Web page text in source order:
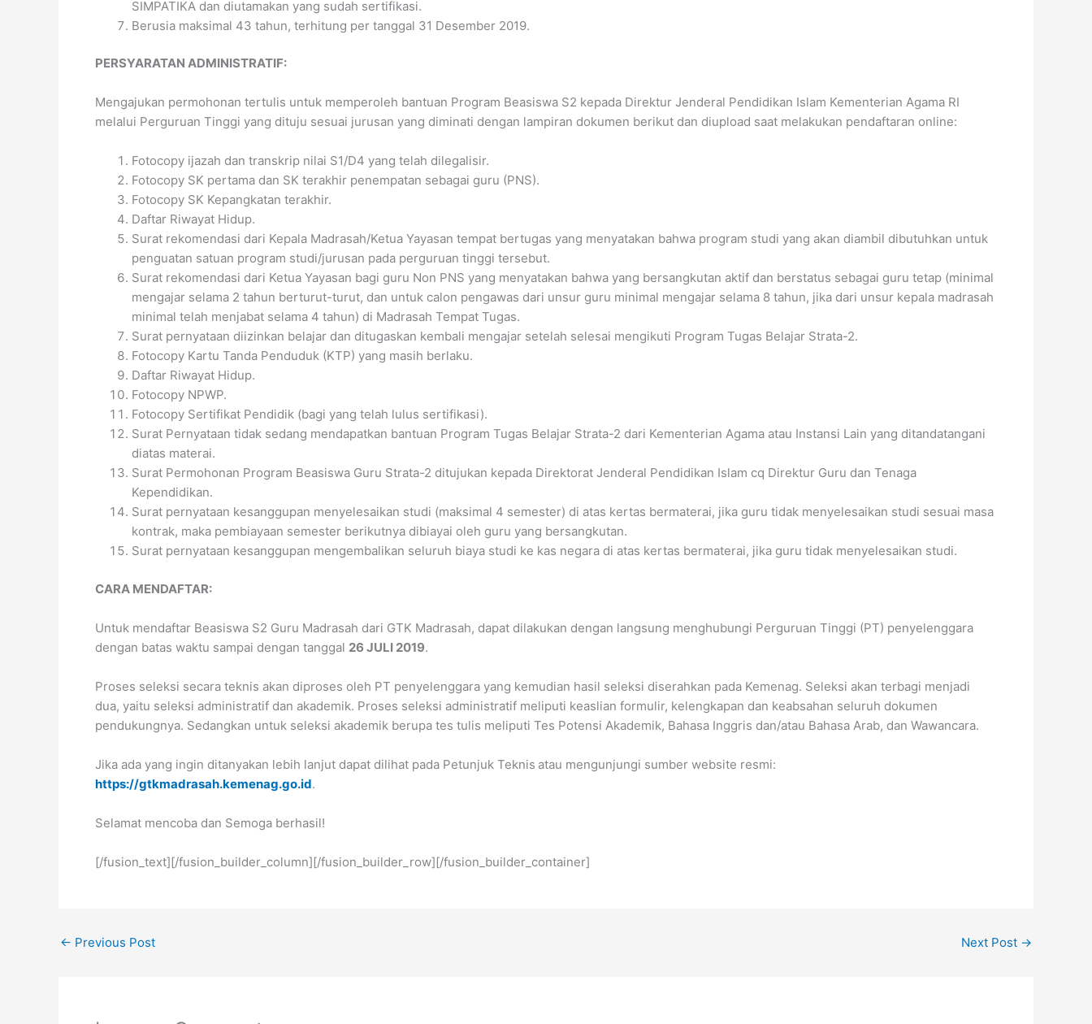
SIMPATIKA dan diutamakan yang sudah sertifikasi.
Berusia maksimal 43 tahun, terhitung per tanggal 31 Desember 2019.
PERSYARATAN ADMINISTRATIF:
Mengajukan permohonan tertulis untuk memperoleh bantuan Program Beasiswa S2 kepada Direktur Jenderal Pendidikan Islam Kementerian Agama RI
melalui Perguruan Tinggi yang dituju sesuai jurusan yang diminati dengan lampiran dokumen berikut dan diupload saat melakukan pendaftaran online:
Fotocopy ijazah dan transkrip nilai S1/D4 yang telah dilegalisir.
Fotocopy SK pertama dan SK terakhir penempatan sebagai guru (PNS).
Fotocopy SK Kepangkatan terakhir.
Daftar Riwayat Hidup.
Surat rekomendasi dari Kepala Madrasah/Ketua Yayasan tempat bertugas yang menyatakan bahwa program studi yang akan diambil dibutuhkan untuk
penguatan satuan program studi/jurusan pada perguruan tinggi tersebut.
Surat rekomendasi dari Ketua Yayasan bagi guru Non PNS yang menyatakan bahwa yang bersangkutan aktif dan berstatus sebagai guru tetap (minimal
mengajar selama 2 tahun berturut-turut, dan untuk calon pengawas dari unsur guru minimal mengajar selama 8 tahun, jika dari unsur kepala madrasah
minimal telah menjabat selama 4 tahun) di Madrasah Tempat Tugas.
Surat pernyataan diizinkan belajar dan ditugaskan kembali mengajar setelah selesai mengikuti Program Tugas Belajar Strata-2.
Fotocopy Kartu Tanda Penduduk (KTP) yang masih berlaku.
Daftar Riwayat Hidup.
Fotocopy NPWP.
Fotocopy Sertifikat Pendidik (bagi yang telah lulus sertifikasi).
Surat Pernyataan tidak sedang mendapatkan bantuan Program Tugas Belajar Strata-2 dari Kementerian Agama atau Instansi Lain yang ditandatangani
diatas materai.
Surat Permohonan Program Beasiswa Guru Strata-2 ditujukan kepada Direktorat Jenderal Pendidikan Islam cq Direktur Guru dan Tenaga
Kependidikan.
Surat pernyataan kesanggupan menyelesaikan studi (maksimal 4 semester) di atas kertas bermaterai, jika guru tidak menyelesaikan studi sesuai masa
kontrak, maka pembiayaan semester berikutnya dibiayai oleh guru yang bersangkutan.
Surat pernyataan kesanggupan mengembalikan seluruh biaya studi ke kas negara di atas kertas bermaterai, jika guru tidak menyelesaikan studi.
CARA MENDAFTAR:
Untuk mendaftar Beasiswa S2 Guru Madrasah dari GTK Madrasah, dapat dilakukan dengan langsung menghubungi Perguruan Tinggi (PT) penyelenggara
dengan batas waktu sampai dengan tanggal 26 JULI 2019.
Proses seleksi secara teknis akan diproses oleh PT penyelenggara yang kemudian hasil seleksi diserahkan pada Kemenag. Seleksi akan terbagi menjadi
dua, yaitu seleksi administratif dan akademik. Proses seleksi administratif meliputi keaslian formulir, kelengkapan dan keabsahan seluruh dokumen
pendukungnya. Sedangkan untuk seleksi akademik berupa tes tulis meliputi Tes Potensi Akademik, Bahasa Inggris dan/atau Bahasa Arab, dan Wawancara.
Jika ada yang ingin ditanyakan lebih lanjut dapat dilihat pada Petunjuk Teknis atau mengunjungi sumber website resmi:
https://gtkmadrasah.kemenag.go.id.
Selamat mencoba dan Semoga berhasil!
[/fusion_text][/fusion_builder_column][/fusion_builder_row][/fusion_builder_container]
← Previous Post Next Post →